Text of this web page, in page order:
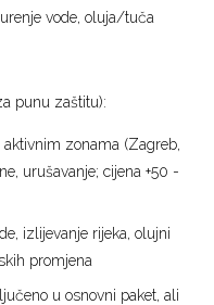
vode, oluja/tuča
punu zaštitu):
zonama (Zagreb,
urušavanje; cijena +50 -
izlijevanje rijeka, olujni
promjena
u osnovni paket, ali